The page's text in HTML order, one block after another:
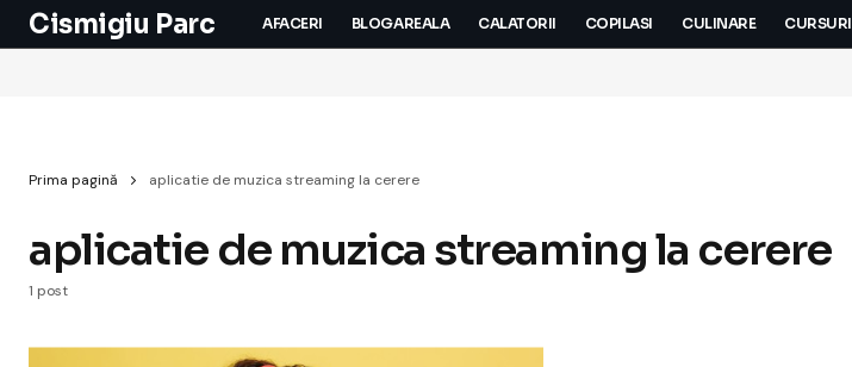
Cismigiu Parc AFACERI BLOGAREALA CALATORII COPILASI CULINARE CURSURI
Prima pagină aplicatie de muzica streaming la cerere
aplicatie de muzica streaming la cerere
1 post